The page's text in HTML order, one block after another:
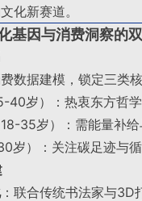
化新赛道。
基因与消费洞察的
数据建模，锁定三类核
40岁）：热衷东方哲
18-35岁）：需能量补
岁）：关注碳足迹与循
：联合传统书法家与3D